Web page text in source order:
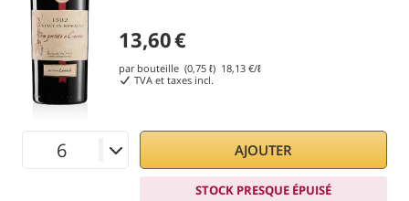
13,60€
par bouteille (0,75 ℓ) 18,13 €/ℓ
TVA et taxes incl.
AJOUTER
STOCK PRESQUE ÉPUISÉ